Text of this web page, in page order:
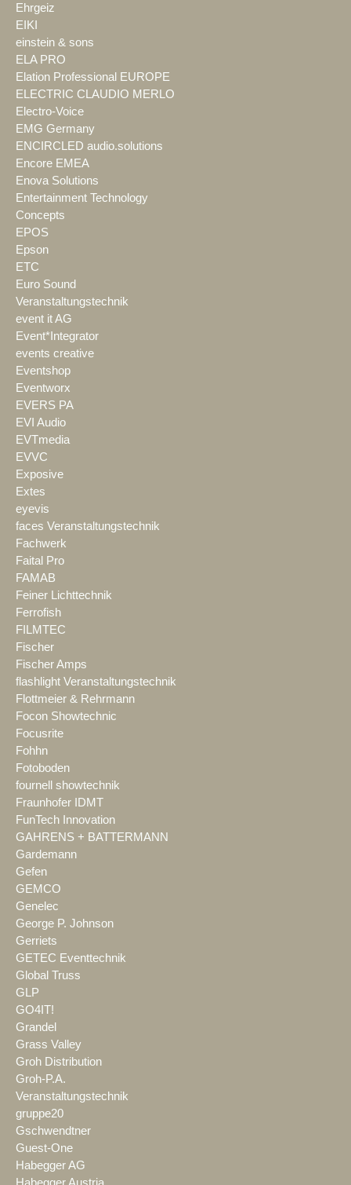
Ehrgeiz
EIKI
einstein & sons
ELA PRO
Elation Professional EUROPE
ELECTRIC CLAUDIO MERLO
Electro-Voice
EMG Germany
ENCIRCLED audio.solutions
Encore EMEA
Enova Solutions
Entertainment Technology
Concepts
EPOS
Epson
ETC
Euro Sound
Veranstaltungstechnik
event it AG
Event*Integrator
events creative
Eventshop
Eventworx
EVERS PA
EVI Audio
EVTmedia
EVVC
Exposive
Extes
eyevis
faces Veranstaltungstechnik
Fachwerk
Faital Pro
FAMAB
Feiner Lichttechnik
Ferrofish
FILMTEC
Fischer
Fischer Amps
flashlight Veranstaltungstechnik
Flottmeier & Rehrmann
Focon Showtechnic
Focusrite
Fohhn
Fotoboden
fournell showtechnik
Fraunhofer IDMT
FunTech Innovation
GAHRENS + BATTERMANN
Gardemann
Gefen
GEMCO
Genelec
George P. Johnson
Gerriets
GETEC Eventtechnik
Global Truss
GLP
GO4IT!
Grandel
Grass Valley
Groh Distribution
Groh-P.A.
Veranstaltungstechnik
gruppe20
Gschwendtner
Guest-One
Habegger AG